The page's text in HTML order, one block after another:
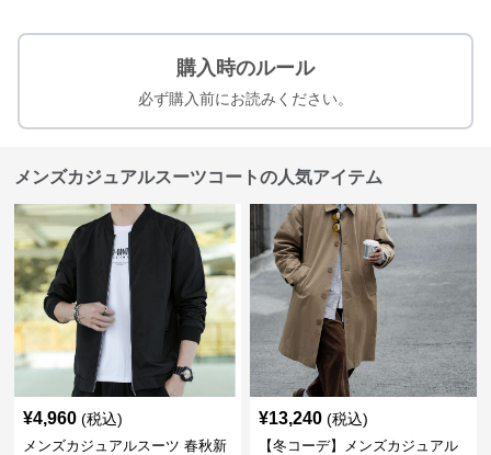
購入時のルール
必ず購入前にお読みください。
メンズカジュアルスーツコートの人気アイテム
¥4,960 (税込)
メンズカジュアルスーツ 春秋新
¥13,240 (税込)
【冬コーデ】メンズカジュアル